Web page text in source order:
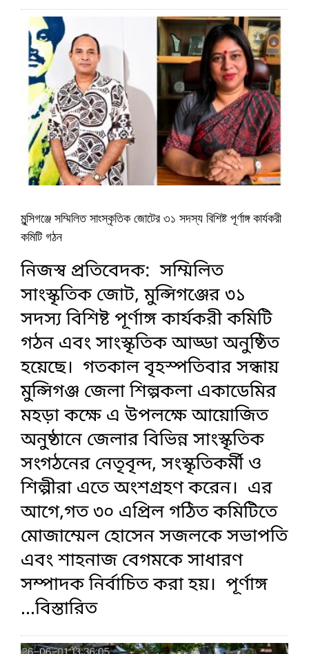
মুন্সিগঞ্জে সম্মিলিত সাংস্কৃতিক জোটের ৩১ সদস্য বিশিষ্ট পূর্ণাঙ্গ কার্যকরী
কমিটি গঠন
নিজস্ব প্রতিবেদক: সম্মিলিত
সাংস্কৃতিক জোট, মুন্সিগঞ্জের ৩১
সদস্য বিশিষ্ট পূর্ণাঙ্গ কার্যকরী কমিটি
গঠন এবং সাংস্কৃতিক আড্ডা অনুষ্ঠিত
হয়েছে। গতকাল বৃহস্পতিবার সন্ধায়
মুন্সিগঞ্জ জেলা শিল্পকলা একাডেমির
মহড়া কক্ষে এ উপলক্ষে আয়োজিত
অনুষ্ঠানে জেলার বিভিন্ন সাংস্কৃতিক
সংগঠনের নেতৃবৃন্দ, সংস্কৃতিকর্মী ও
শিল্পীরা এতে অংশগ্রহণ করেন। এর
আগে,গত ৩০ এপ্রিল গঠিত কমিটিতে
মোজাম্মেল হোসেন সজলকে সভাপতি
এবং শাহনাজ বেগমকে সাধারণ
সম্পাদক নির্বাচিত করা হয়। পূর্ণাঙ্গ
...বিস্তারিত